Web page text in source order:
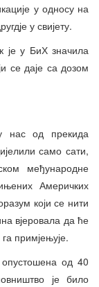
у односу на
у свијету.
је у БиХ значила
се даје са дозом
нас од прекида
само сати,
међународне
Америчких
који се нити
вјеровала да ће
га примјењује.
од 40
је било